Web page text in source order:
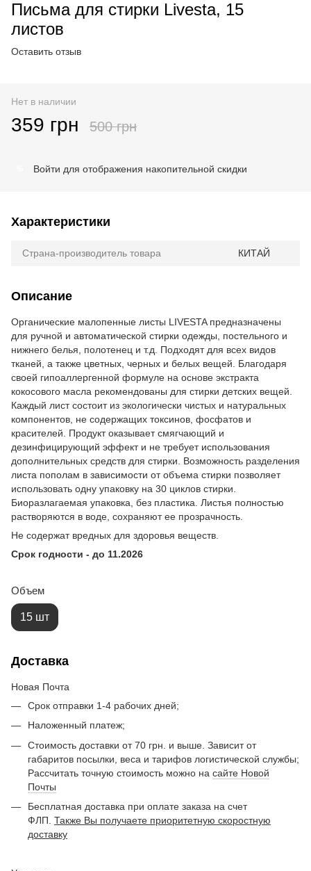
Письма для стирки Livesta, 15
листов
Оставить отзыв
Нет в наличии
359 грн 500 грн
Войти для отображения накопительной скидки
Характеристики
Страна-производитель товара КИТАЙ
Описание
Органические малопенные листы LIVESTA предназначены
для ручной и автоматической стирки одежды, постельного и
нижнего белья, полотенец и т.д. Подходят для всех видов
тканей, а также цветных, черных и белых вещей. Благодаря
своей гипоаллергенной формуле на основе экстракта
кокосового масла рекомендованы для стирки детских вещей.
Каждый лист состоит из экологически чистых и натуральных
компонентов, не содержащих токсинов, фосфатов и
красителей. Продукт оказывает смягчающий и
дезинфицирующий эффект и не требует использования
дополнительных средств для стирки. Возможность разделения
листа пополам в зависимости от объема стирки позволяет
использовать одну упаковку на 30 циклов стирки.
Биоразлагаемая упаковка, без пластика. Листья полностью
растворяются в воде, сохраняют ее прозрачность.
Не содержат вредных для здоровья веществ.
Срок годности - до 11.2026
Объем
15 шт
Доставка
Новая Почта
Срок отправки 1-4 рабочих дней;
Наложенный платеж;
Стоимость доставки от 70 грн. и выше. Зависит от
габаритов посылки, веса и тарифов логистической службы;
Рассчитать точную стоимость можно на сайте Новой
Почты
Бесплатная доставка при оплате заказа на счет
ФЛП. Также Вы получаете приоритетную скоростную
доставку